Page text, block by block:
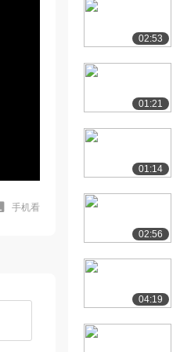
手机看
02:53
01:21
01:14
02:56
04:19